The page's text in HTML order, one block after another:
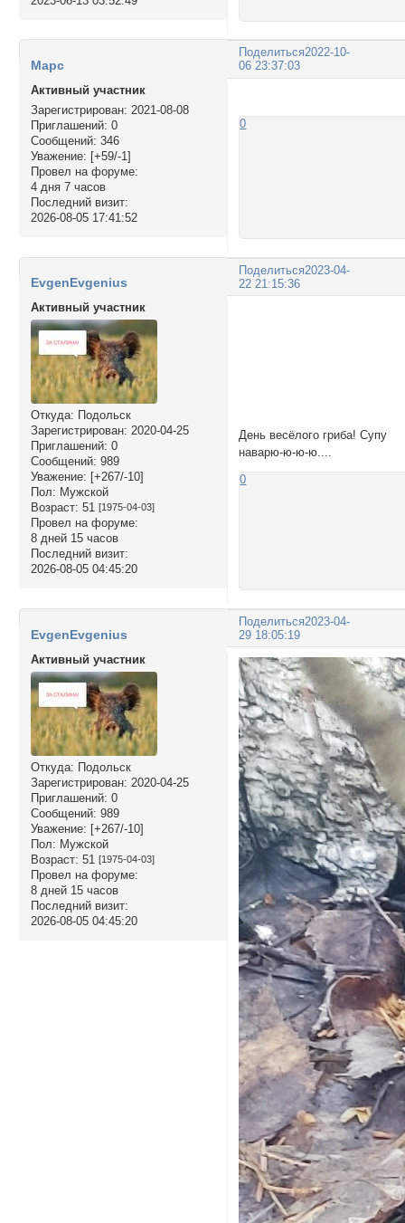
Поделиться2022-10-
06 23:37:03
Марс
Активный участник
Зарегистрирован: 2021-08-08
Приглашений: 0
Сообщений: 346
Уважение: [+59/-1]
Провел на форуме:
4 дня 7 часов
Последний визит:
2026-08-05 17:41:52
0
Поделиться2023-04-
22 21:15:36
EvgenEvgenius
Активный участник
Откуда: Подольск
Зарегистрирован: 2020-04-25
Приглашений: 0
Сообщений: 989
Уважение: [+267/-10]
Пол: Мужской
Возраст: 51 [1975-04-03]
Провел на форуме:
8 дней 15 часов
Последний визит:
2026-08-05 04:45:20
День весёлого гриба! Супу
наварю-ю-ю-ю....
0
Поделиться2023-04-
29 18:05:19
EvgenEvgenius
Активный участник
Откуда: Подольск
Зарегистрирован: 2020-04-25
Приглашений: 0
Сообщений: 989
Уважение: [+267/-10]
Пол: Мужской
Возраст: 51 [1975-04-03]
Провел на форуме:
8 дней 15 часов
Последний визит:
2026-08-05 04:45:20